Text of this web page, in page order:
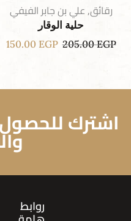
رقائق,علي بن جابر الفيفي
حلية الوقار
205.00EGP
150.00 EGP
اشترك
روابط